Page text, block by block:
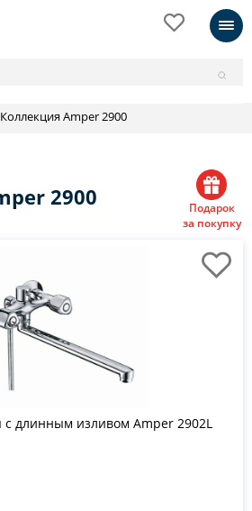
Коллекция Amper 2900
2900
Подарок
за покупку
длинным изливом Amper 2902L